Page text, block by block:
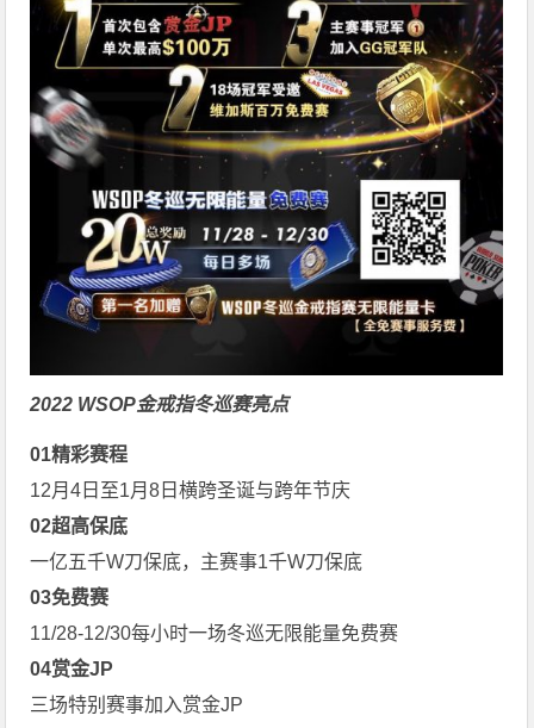
2022 WSOP金戒指冬巡赛亮点
01精彩赛程
12月4日至1月8日横跨圣诞与跨年节庆
02超高保底
一亿五千W刀保底，主赛事1千W刀保底
03免费赛
11/28-12/30每小时一场冬巡无限能量免费赛
04赏金JP
三场特别赛事加入赏金JP